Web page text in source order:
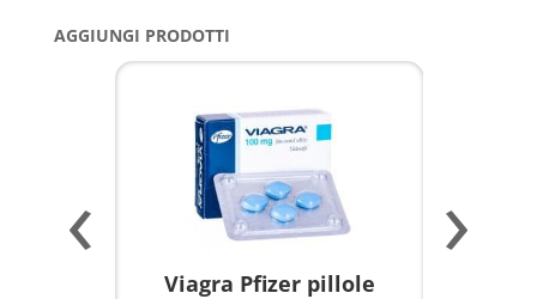
AGGIUNGI PRODOTTI
Viagra Pfizer pillole
‹ ›